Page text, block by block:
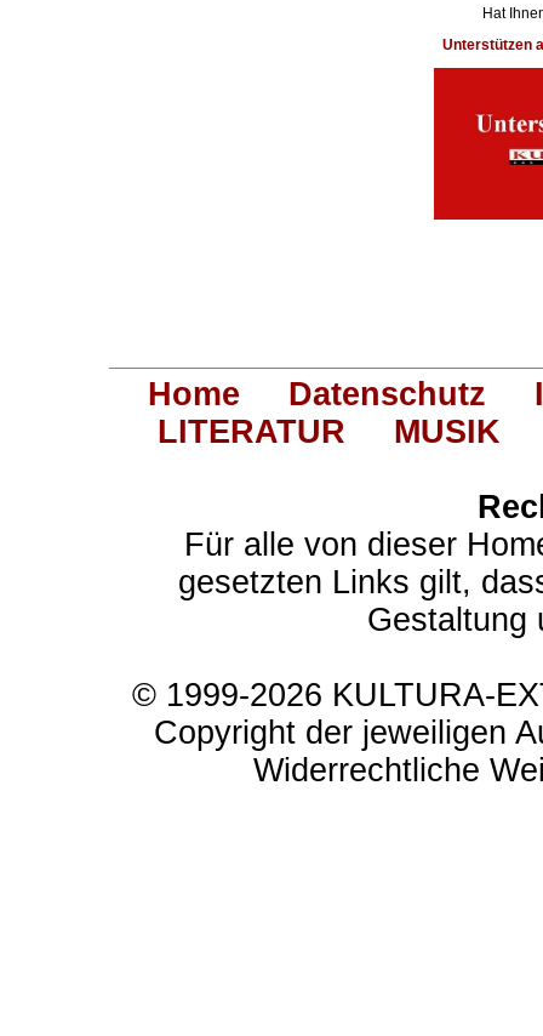
Hat
Unterstützen
Home Datenschutz
LITERATUR
MUSIK
Für alle von dieser
gesetzten Links gilt,
Gestaltung
© 1999-2026 KULTURA-
Copyright der jeweiligen
Widerrechtliche